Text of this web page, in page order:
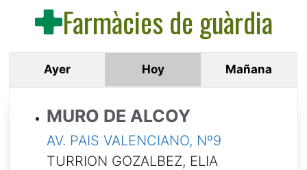
Farmàcies de guàrdia
Ayer Hoy Mañana
MURO DE ALCOY
AV. PAIS VALENCIANO, Nº9
TURRION GOZALBEZ, ELIA